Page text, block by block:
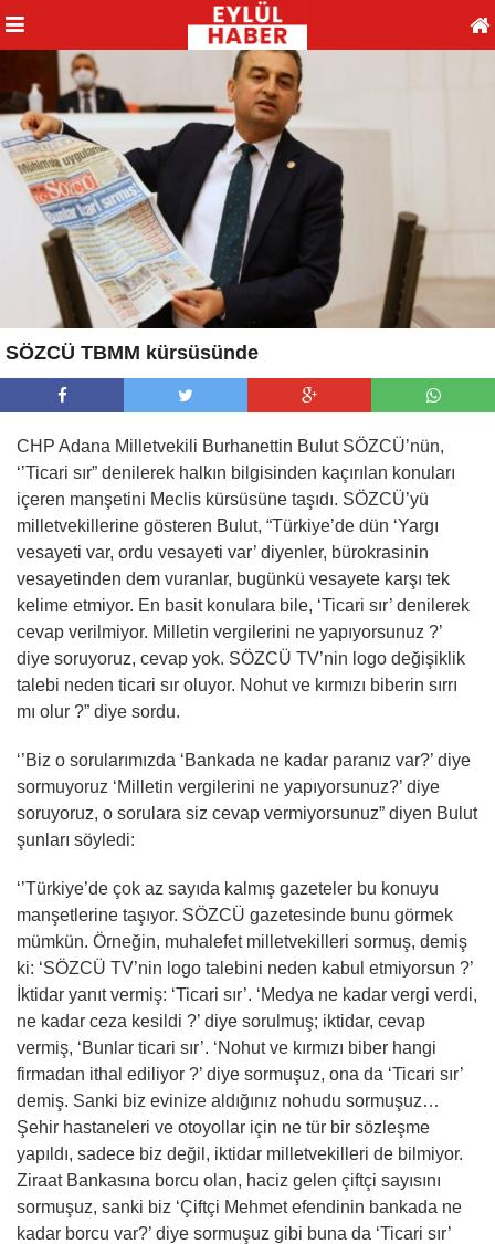
SÖZCÜ TBMM kürsüsünde
CHP Adana Milletvekili Burhanettin Bulut SÖZCÜ’nün,
‘’Ticari sır” denilerek halkın bilgisinden kaçırılan konuları
içeren manşetini Meclis kürsüsüne taşıdı. SÖZCÜ’yü
milletvekillerine gösteren Bulut, “Türkiye’de dün ‘Yargı
vesayeti var, ordu vesayeti var’ diyenler, bürokrasinin
vesayetinden dem vuranlar, bugünkü vesayete karşı tek
kelime etmiyor. En basit konulara bile, ‘Ticari sır’ denilerek
cevap verilmiyor. Milletin vergilerini ne yapıyorsunuz ?’
diye soruyoruz, cevap yok. SÖZCÜ TV’nin logo değişiklik
talebi neden ticari sır oluyor. Nohut ve kırmızı biberin sırrı
mı olur ?” diye sordu.
‘’Biz o sorularımızda ‘Bankada ne kadar paranız var?’ diye
sormuyoruz ‘Milletin vergilerini ne yapıyorsunuz?’ diye
soruyoruz, o sorulara siz cevap vermiyorsunuz” diyen Bulut
şunları söyledi:
‘’Türkiye’de çok az sayıda kalmış gazeteler bu konuyu
manşetlerine taşıyor. SÖZCÜ gazetesinde bunu görmek
mümkün. Örneğin, muhalefet milletvekilleri sormuş, demiş
ki: ‘SÖZCÜ TV’nin logo talebini neden kabul etmiyorsun ?’
İktidar yanıt vermiş: ‘Ticari sır’. ‘Medya ne kadar vergi verdi,
ne kadar ceza kesildi ?’ diye sorulmuş; iktidar, cevap
vermiş, ‘Bunlar ticari sır’. ‘Nohut ve kırmızı biber hangi
firmadan ithal ediliyor ?’ diye sormuşuz, ona da ‘Ticari sır’
demiş. Sanki biz evinize aldığınız nohudu sormuşuz…
Şehir hastaneleri ve otoyollar için ne tür bir sözleşme
yapıldı, sadece biz değil, iktidar milletvekilleri de bilmiyor.
Ziraat Bankasına borcu olan, haciz gelen çiftçi sayısını
sormuşuz, sanki biz ‘Çiftçi Mehmet efendinin bankada ne
kadar borcu var?’ diye sormuşuz gibi buna da ‘Ticari sır’